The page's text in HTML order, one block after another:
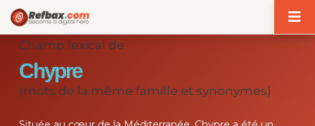
Champ lexical de
Chypre
(mots de la même famille et synonymes)
Panneau de gestion des cookies